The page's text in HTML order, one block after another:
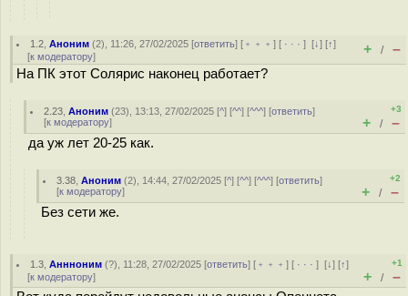
1.2 ,Аноним (2), 11:26, 27/02/2025 [ответить] [ ﹢﹢﹢] [ · · ·][↓] [↑]
[к модератору] + / –
На ПК этот Солярис наконец работает?
2.23 ,Аноним (23), 13:13, 27/02/2025 [^] [^^] [^^^] [ответить]
[к модератору]
+3
+ / –
да уж лет 20-25 как.
3.38 ,Аноним (2), 14:44, 27/02/2025 [^] [^^] [^^^] [ответить]
[к модератору]
+2
+ / –
Без сети же.
1.3 ,Аннноним (?), 11:28, 27/02/2025 [ответить] [ ﹢﹢﹢] [ · · ·][↓] [↑]
[к модератору]
+1
+ / –